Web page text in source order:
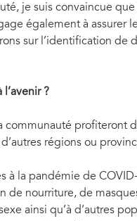
je suis convaincue
également à assurer
sur l’identification de
?
profiteront
régions ou
à la pandémie de
de nourriture, de
ainsi qu’à d’autres